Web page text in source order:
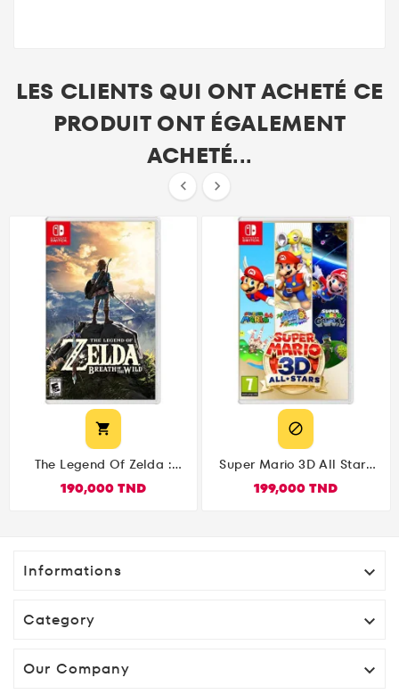
LES CLIENTS QUI ONT ACHETÉ CE
PRODUIT ONT ÉGALEMENT
ACHETÉ...
 

The Legend Of Zelda :
Breath Of The Wild
Nintendo Switch
190,000 TND

Super Mario 3D All Stars
199,000 TND
Informations 
Category 
Our Company 